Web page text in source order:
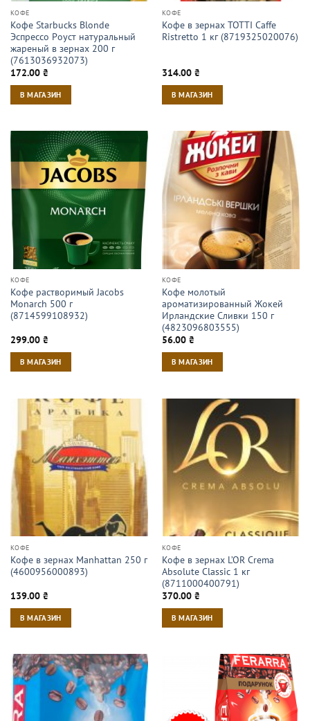
КОФЕ
Кофе Starbucks Blonde
Эспрессо Роуст натуральный
жареный в зернах 200 г
(7613036932073)
172.00 ₴
В МАГАЗИН
КОФЕ
Кофе в зернах TOTTI Caffe
Ristretto 1 кг (8719325020076)
314.00 ₴
В МАГАЗИН
КОФЕ
Кофе растворимый Jacobs
Monarch 500 г
(8714599108932)
299.00 ₴
В МАГАЗИН
КОФЕ
Кофе молотый
ароматизированный Жокей
Ирландские Сливки 150 г
(4823096803555)
56.00 ₴
В МАГАЗИН
КОФЕ
Кофе в зернах Manhattan 250 г
(4600956000893)
139.00 ₴
В МАГАЗИН
КОФЕ
Кофе в зернах L’OR Crema
Absolute Classic 1 кг
(8711000400791)
370.00 ₴
В МАГАЗИН